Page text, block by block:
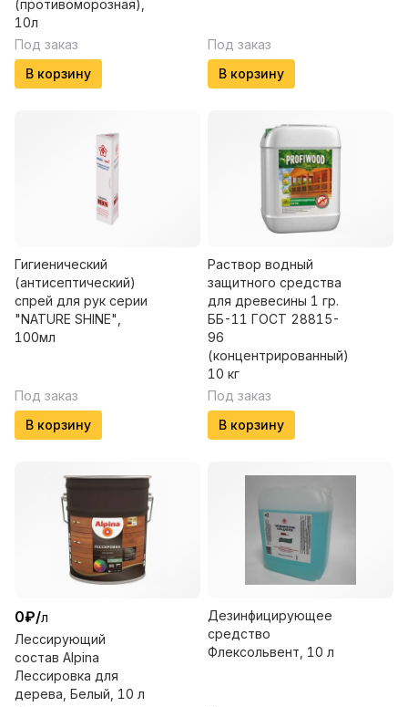
(противоморозная),
10л
Под заказ
В корзину
Под заказ
В корзину
Гигиенический
(антисептический)
спрей для рук серии
"NATURE SHINE",
100мл
Под заказ
В корзину
Раствор водный
защитного средства
для древесины 1 гр.
ББ-11 ГОСТ 28815-
96
(концентрированный)
10 кг
Под заказ
В корзину
0₽/л
Лессирующий
состав Alpina
Лессировка для
дерева, Белый, 10 л
Дезинфицирующее
средство
Флексольвент, 10 л